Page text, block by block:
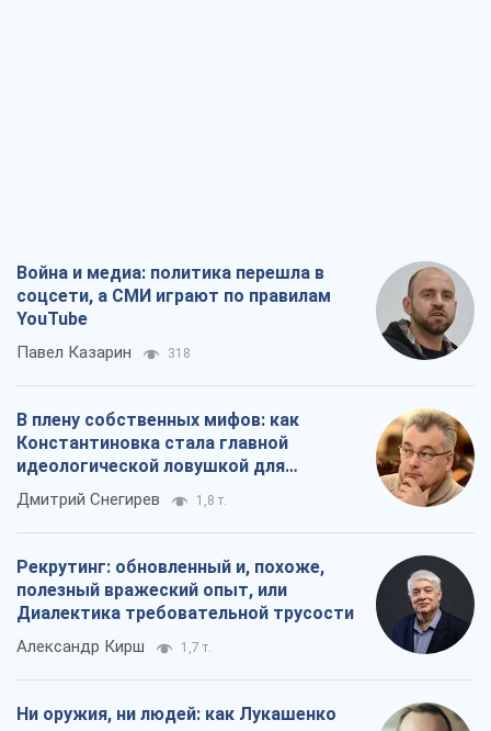
Война и медиа: политика перешла в
соцсети, а СМИ играют по правилам
YouTube
Павел Казарин 318
В плену собственных мифов: как
Константиновка стала главной
идеологической ловушкой для
российских оккупантов
Дмитрий Снегирев 1,8 т.
Рекрутинг: обновленный и, похоже,
полезный вражеский опыт, или
Диалектика требовательной трусости
Александр Кирш 1,7 т.
Ни оружия, ни людей: как Лукашенко